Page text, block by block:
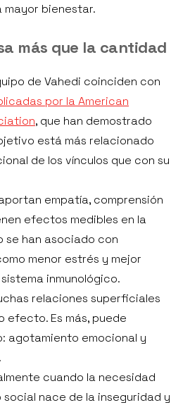
bienestar.
más que la cantidad
de Vahedi coinciden con
por la American
, que han demostrado
está más relacionado
de los vínculos que con su
empatía, comprensión
efectos medibles en la
se han asociado con
menor estrés y mejor
inmunológico.
relaciones superficiales
efecto. Es más, puede
agotamiento emocional y
cuando la necesidad
social nace de la inseguridad y